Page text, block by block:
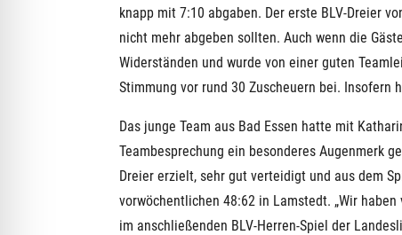
knapp mit 7:10 abgaben. Der erste BLV-Dreier
nicht mehr abgeben sollten. Auch wenn die
Widerständen und wurde von einer guten
Stimmung vor rund 30 Zuscheuern bei. Insofern
Das junge Team aus Bad Essen hatte mit
Teambesprechung ein besonderes Augenmerk
Dreier erzielt, sehr gut verteidigt und aus dem
vorwöchentlichen 48:62 in Lamstedt. „Wir
im anschließenden BLV-Herren-Spiel der